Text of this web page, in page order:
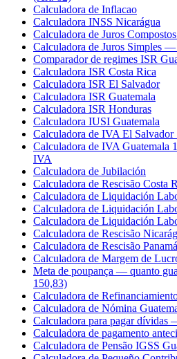
Calculadora de Inflacao
Calculadora INSS Nicarágua
Calculadora de Juros
Calculadora de Juros Simples
Comparador de regimes ISR
Calculadora ISR Costa Rica
Calculadora ISR El Salvador
Calculadora ISR Guatemala
Calculadora ISR Honduras
Calculadora IUSI Guatemala
Calculadora de IVA El Salvador
Calculadora de IVA Guatemala
IVA
Calculadora de Jubilación
Calculadora de Rescisão Costa
Calculadora de Liquidación
Calculadora de Liquidación
Calculadora de Liquidación
Calculadora de Rescisão
Calculadora de Rescisão Panamá
Calculadora de Margem de
Meta de poupança — quanto
150,83)
Calculadora de
Calculadora de Nómina
Calculadora para pagar dívidas
Calculadora de pagamento
Calculadora de Pensão IGSS